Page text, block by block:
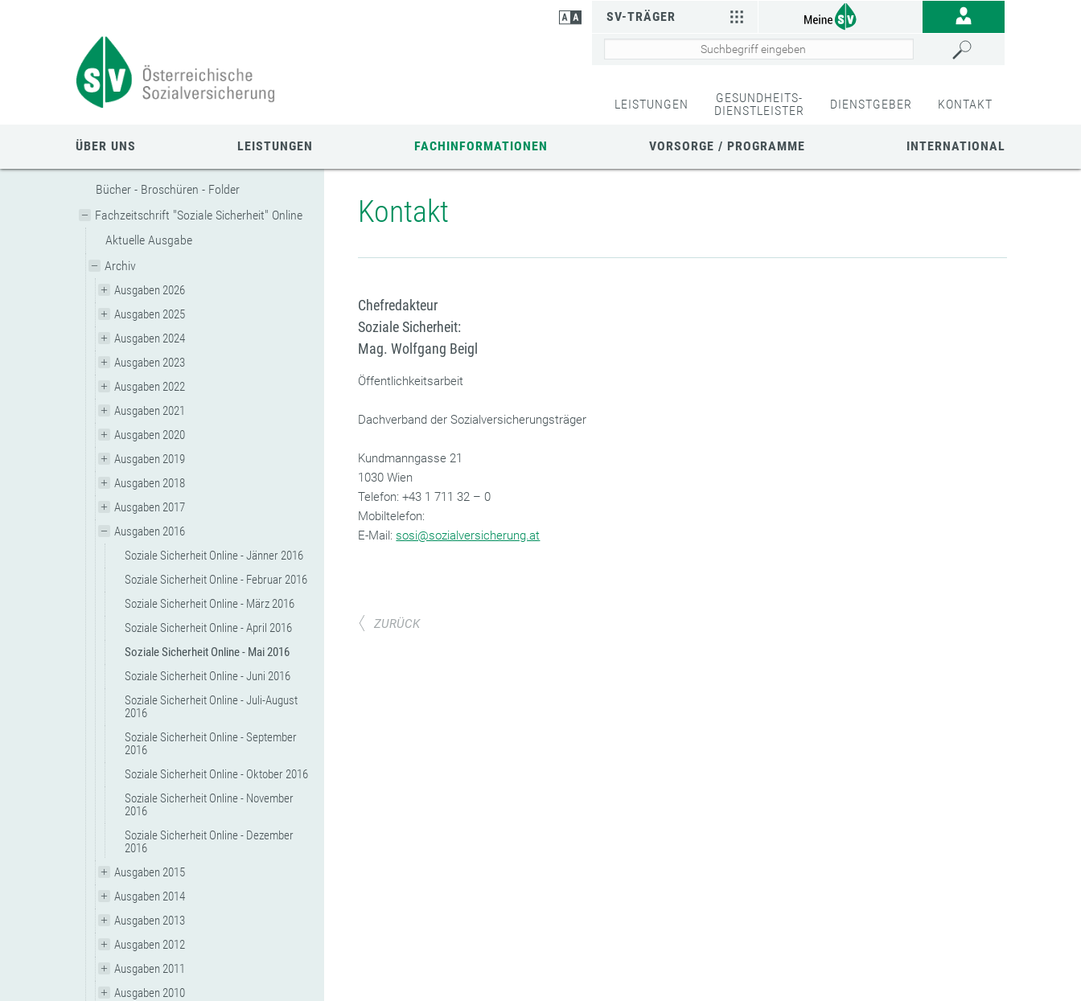
SV-TRÄGER
LEISTUNGEN
GESUNDHEITS-
DIENSTLEISTER
DIENSTGEBER KONTAKT
ÜBER UNS LEISTUNGEN FACHINFORMATIONEN VORSORGE / PROGRAMME INTERNATIONAL
Bücher - Broschüren - Folder
Fachzeitschrift "Soziale Sicherheit" Online
Aktuelle Ausgabe
Archiv
Ausgaben 2026
Ausgaben 2025
Ausgaben 2024
Ausgaben 2023
Ausgaben 2022
Ausgaben 2021
Ausgaben 2020
Ausgaben 2019
Ausgaben 2018
Ausgaben 2017
Ausgaben 2016
Soziale Sicherheit Online - Jänner 2016
Soziale Sicherheit Online - Februar 2016
Soziale Sicherheit Online - März 2016
Soziale Sicherheit Online - April 2016
Soziale Sicherheit Online - Mai 2016
Soziale Sicherheit Online - Juni 2016
Soziale Sicherheit Online - Juli-August
2016
Soziale Sicherheit Online - September
2016
Soziale Sicherheit Online - Oktober 2016
Soziale Sicherheit Online - November
2016
Soziale Sicherheit Online - Dezember
2016
Ausgaben 2015
Ausgaben 2014
Ausgaben 2013
Ausgaben 2012
Ausgaben 2011
Ausgaben 2010
Kontakt
Chefredakteur
Soziale Sicherheit:
Mag. Wolfgang Beigl
Öffentlichkeitsarbeit
Dachverband der Sozialversicherungsträger
Kundmanngasse 21
1030 Wien
‌Telefon: +43 1 711 32 – 0
Mobiltelefon:
‌E-Mail: sosi@sozialversicherung.at
ZURÜCK